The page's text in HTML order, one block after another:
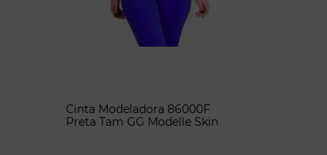
Cinta Modeladora 86000F
Preta Tam GG Modelle Skin